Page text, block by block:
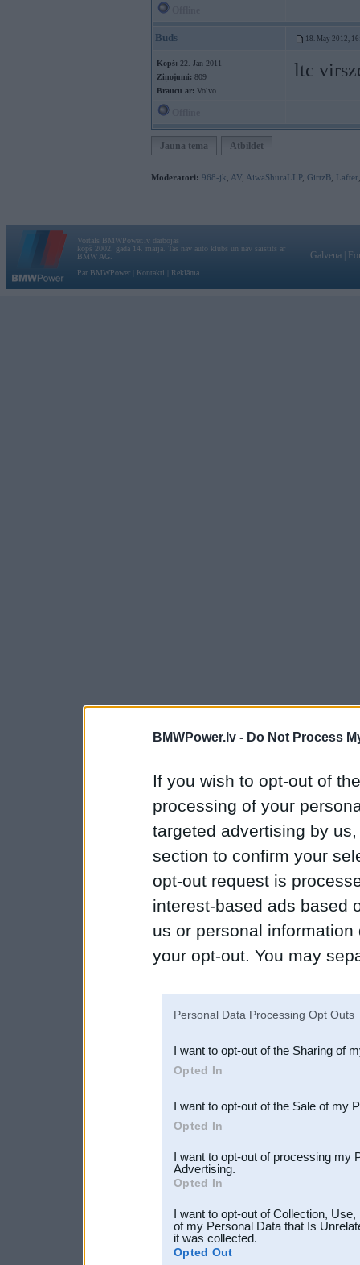
BMWPower.lv - Do Not Process
If you wish to opt-out of
processing of your
targeted advertising by
section to confirm your
opt-out request is
interest-based ads based
us or personal
your opt-out. You may
Downstream Participants
third parties.
Personal Data Processing Opt Outs
I want to opt-out of the Sharing of
Opted In
I want to opt-out of the Sale of my
Opted In
I want to opt-out of processing my
Advertising.
Opted In
I want to opt-out of Collection,
of my Personal Data that Is
it was collected.
Opted Out
Buds 18. May 2012,
Kopš: 22. Jan 2011
Ziņojumi: 809
Braucu ar: Volvo
ltc
Jauna tēma Atbildēt
Moderatori: 968-jk AV AiwaShuraLLP, GirtzB Lafter
Vortāls BMWPower.lv darbojas
kopš 2002. gada 14. maija. Tas nav auto klubs un nav saistīts ar
BMW AG.
Par BMWPower
Kontakti Reklāma
Galvena